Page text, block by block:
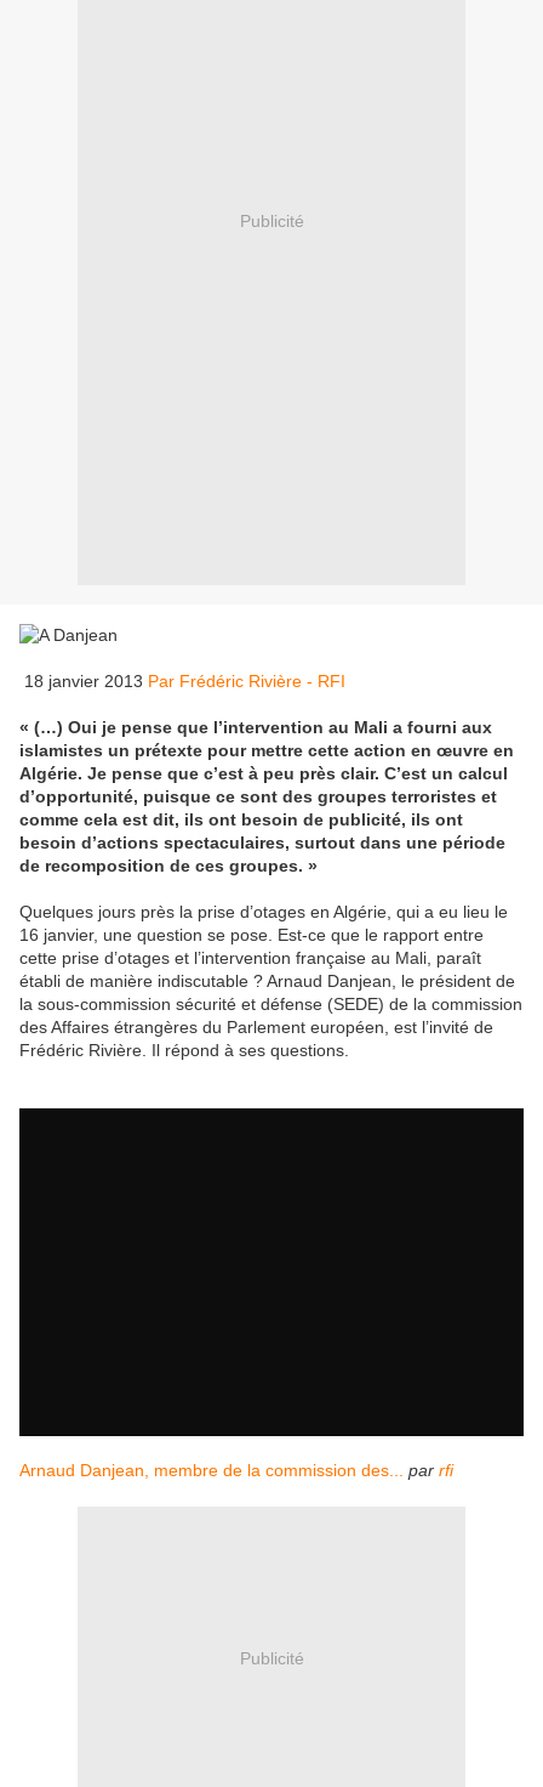
Publicité
18 janvier 2013 Par Frédéric Rivière - RFI
« (…) Oui je pense que l’intervention au Mali a fourni aux
islamistes un prétexte pour mettre cette action en œuvre en
Algérie. Je pense que c’est à peu près clair. C’est un calcul
d’opportunité, puisque ce sont des groupes terroristes et
comme cela est dit, ils ont besoin de publicité, ils ont
besoin d’actions spectaculaires, surtout dans une période
de recomposition de ces groupes. »
Quelques jours près la prise d’otages en Algérie, qui a eu lieu le
16 janvier, une question se pose. Est-ce que le rapport entre
cette prise d’otages et l’intervention française au Mali, paraît
établi de manière indiscutable ? Arnaud Danjean, le président de
la sous-commission sécurité et défense (SEDE) de la commission
des Affaires étrangères du Parlement européen, est l’invité de
Frédéric Rivière. Il répond à ses questions.
Arnaud Danjean, membre de la commission des... par rfi
Publicité